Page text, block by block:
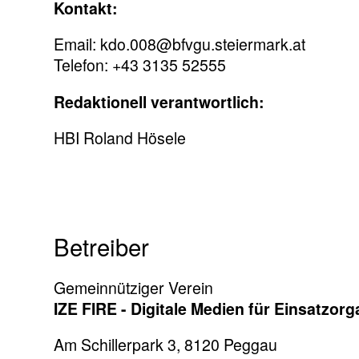
Kontakt:
Email: kdo.008@bfvgu.steiermark.at
Telefon: +43 3135 52555
Redaktionell verantwortlich:
HBI Roland Hösele
Betreiber
Gemeinnütziger Verein
IZE FIRE - Digitale Medien für
Am Schillerpark 3, 8120 Peggau